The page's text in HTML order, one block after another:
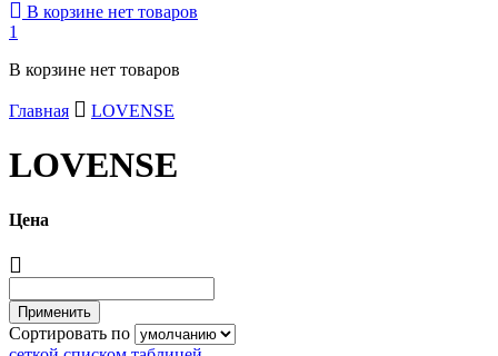
В корзине нет товаров
1
В корзине нет товаров
Главная LOVENSE
LOVENSE
Цена
Сортировать по